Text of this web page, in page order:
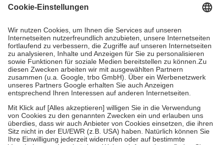
Grundsätzlich leisten Mitglieder Zuzahlungen in Höhe von zehn
höchstens zehn Euro.
Es sind jedoch nie mehr als die tatsächlichen
Kosten der Leistung zu entrichten.
Diese Regeln gelten grundsätzlich auch für Online-Apotheken.
Bei Heilmitteln und häuslicher Krankenpflege beträgt die
Zuzahlung zehn Prozent der Kosten sowie zehn Euro je
Verordnung.
Um das Engagement der Versicherten für ihre eigene Gesundheit zu
stärken und die besondere Stellung der Familie zu unterstützen,
fallenkeine Zuzahlungenan bei:
• Kindern und Jugendlichen bis zum vollendeten 18. Lebensjahr
mit Ausnahme der Fahrkosten
• Untersuchungen zur Vorsorge und Früherkennung, die von der